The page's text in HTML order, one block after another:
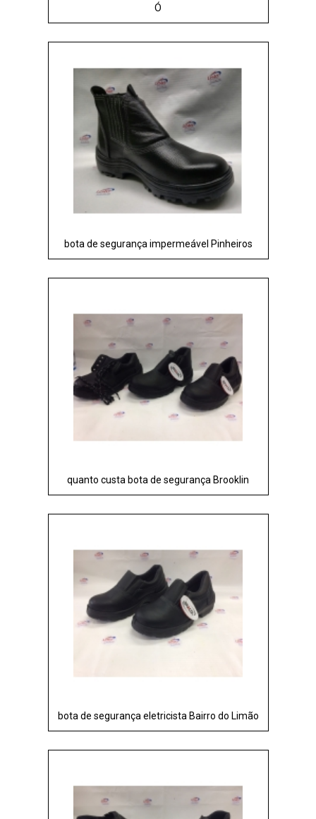
Ó
bota de segurança impermeável Pinheiros
quanto custa bota de segurança Brooklin
bota de segurança eletricista Bairro do Limão